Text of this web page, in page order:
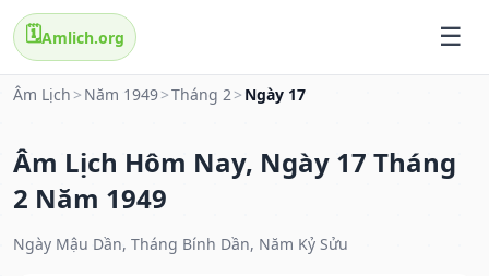
🗓️Amlich.org
Âm Lịch > Năm 1949>Tháng 2> Ngày 17
Âm Lịch Hôm Nay, Ngày 17 Tháng
2 Năm 1949
Ngày Mậu Dần, Tháng Bính Dần, Năm Kỷ Sửu